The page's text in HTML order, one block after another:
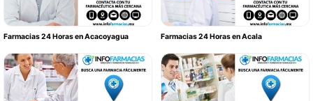
Farmacias 24 Horas en Acacoyagua Farmacias 24 Horas en Acala